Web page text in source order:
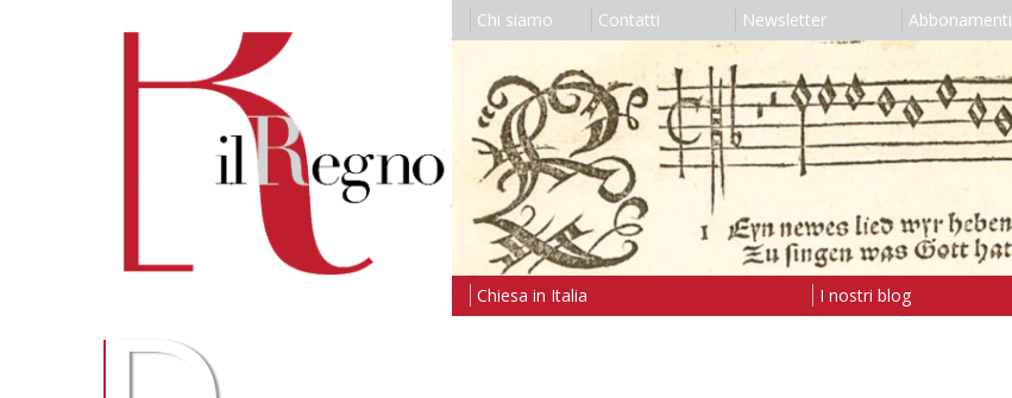
Chi siamo Contatti Newsletter Abbonamenti
Chiesa in Italia I nostri blog